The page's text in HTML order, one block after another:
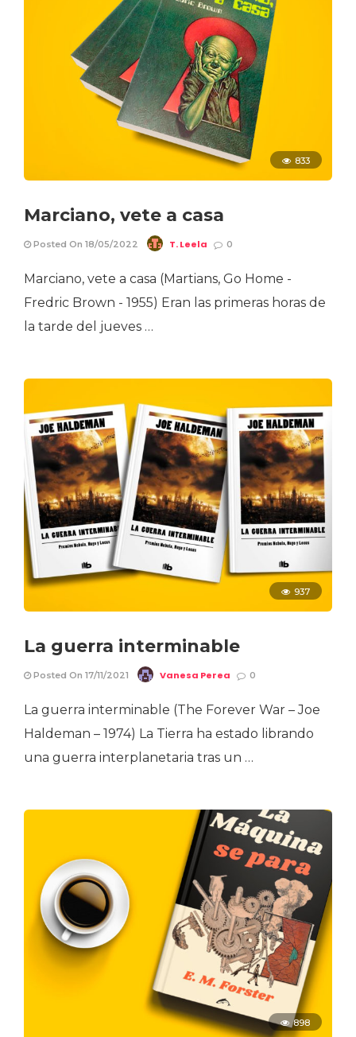
833
Marciano, vete a casa
Posted On 18/05/2022 T. Leela 0
Marciano, vete a casa (Martians, Go Home -
Fredric Brown - 1955) Eran las primeras horas de
la tarde del jueves …
937
La guerra interminable
Posted On 17/11/2021 Vanesa Perea 0
La guerra interminable (The Forever War – Joe
Haldeman – 1974) La Tierra ha estado librando
una guerra interplanetaria tras un …
898